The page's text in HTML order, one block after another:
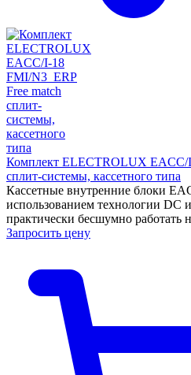
Комплект ELECTROLUX EACC/
сплит-системы, кассетного типа
Кассетные внутренние блоки
использованием технологии DC
практически бесшумно работать
Запросить цену